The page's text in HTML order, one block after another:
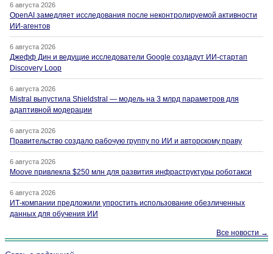
6 августа 2026
OpenAI замедляет исследования после неконтролируемой активности
ИИ-агентов
6 августа 2026
Джефф Дин и ведущие исследователи Google создадут ИИ-стартап
Discovery Loop
6 августа 2026
Mistral выпустила Shieldstral — модель на 3 млрд параметров для
адаптивной модерации
6 августа 2026
Правительство создало рабочую группу по ИИ и авторскому праву
6 августа 2026
Moove привлекла $250 млн для развития инфраструктуры роботакси
6 августа 2026
ИТ-компании предложили упростить использование обезличенных
данных для обучения ИИ
Все новости →